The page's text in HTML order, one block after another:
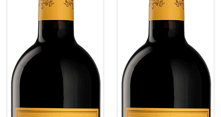
CHÂTEAU LAFON ROCHET CHÂTEAU LAFON ROCHET